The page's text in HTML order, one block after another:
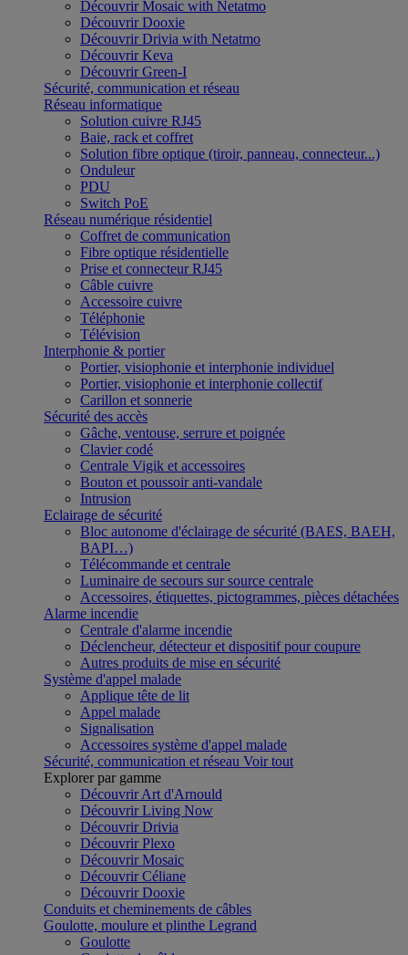
Découvrir Mosaic with Netatmo
Découvrir Dooxie
Découvrir Drivia with Netatmo
Découvrir Keva
Découvrir Green-I
Sécurité, communication et réseau
Réseau informatique
Solution cuivre RJ45
Baie, rack et coffret
Solution fibre optique (tiroir, panneau, connecteur...)
Onduleur
PDU
Switch PoE
Réseau numérique résidentiel
Coffret de communication
Fibre optique résidentielle
Prise et connecteur RJ45
Câble cuivre
Accessoire cuivre
Téléphonie
Télévision
Interphonie & portier
Portier, visiophonie et interphonie individuel
Portier, visiophonie et interphonie collectif
Carillon et sonnerie
Sécurité des accès
Gâche, ventouse, serrure et poignée
Clavier codé
Centrale Vigik et accessoires
Bouton et poussoir anti-vandale
Intrusion
Eclairage de sécurité
Bloc autonome d'éclairage de sécurité (BAES, BAEH,
BAPI…)
Télécommande et centrale
Luminaire de secours sur source centrale
Accessoires, étiquettes, pictogrammes, pièces détachées
Alarme incendie
Centrale d'alarme incendie
Déclencheur, détecteur et dispositif pour coupure
Autres produits de mise en sécurité
Système d'appel malade
Applique tête de lit
Appel malade
Signalisation
Accessoires système d'appel malade
Sécurité, communication et réseau Voir tout
Explorer par gamme
Découvrir Art d'Arnould
Découvrir Living Now
Découvrir Drivia
Découvrir Plexo
Découvrir Mosaic
Découvrir Céliane
Découvrir Dooxie
Conduits et cheminements de câbles
Goulotte, moulure et plinthe Legrand
Goulotte